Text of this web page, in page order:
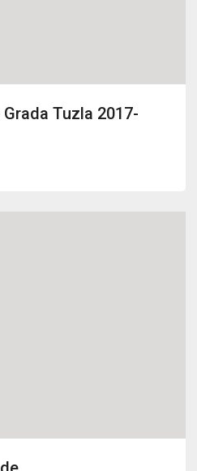
Tuzla 2017-